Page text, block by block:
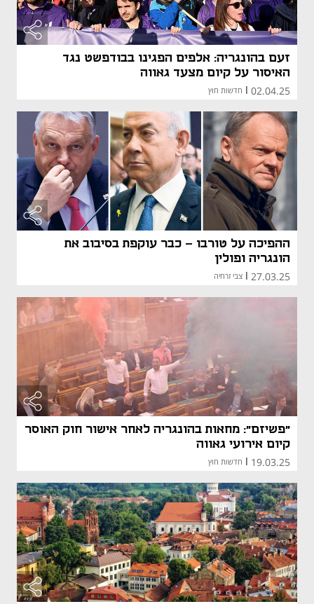
זעם בהונגריה: אלפים הפגינו בבודפשט נגד
האיסור על קיום מצעד גאווה
02.04.25 חדשות חוץ
ההפיכה על טורבו - כבר עוקפת בסיבוב את
הונגריה ופולין
27.03.25 צבי זרחיה
"פשיזם": מחאות בהונגריה לאחר אישור חוק האוסר
קיום אירועי גאווה
19.03.25 חדשות חוץ